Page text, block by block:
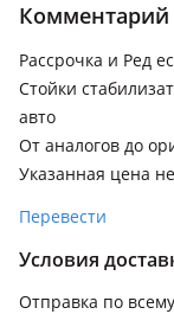
Toyota Vellfire
Toyota Venza
Toyota Camry
Комментарий
Рассрочка и Ред
Стойки
авто
От аналогов до
Указанная цена
Перевести
Условия
Отправка по